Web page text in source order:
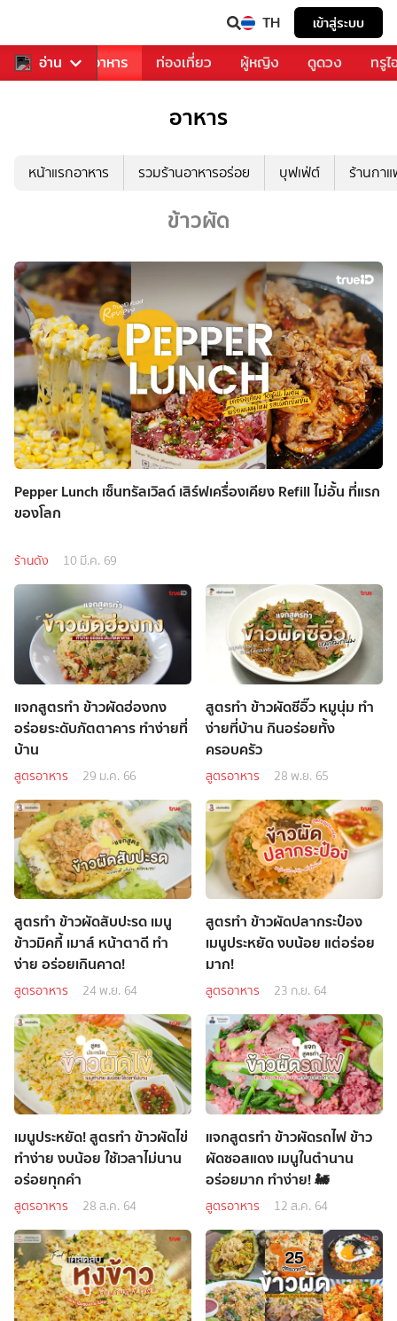
TH เข้าสู่ระบบ
อ่าน
การเพลง อาหาร ท่องเที่ยว ผู้หญิง ดูดวง ทรู
อาหาร
หน้าแรกอาหาร รวมร้านอาหารอร่อย บุฟเฟ่ต์ ร้านกา
ข้าวผัด
Pepper Lunch เซ็นทรัลเวิลด์ เสิร์ฟเครื่องเคียง Refill ไม่อั้น ที่แรก
ของโลก
ร้านดัง 10 มี.ค. 69
แจกสูตรทำ ข้าวผัดฮ่องกง
อร่อยระดับภัตตาคาร ทำง่ายที่
บ้าน
สูตรอาหาร 29 ม.ค. 66
สูตรทำ ข้าวผัดซีอิ๊ว หมูนุ่ม ทำ
ง่ายที่บ้าน กินอร่อยทั้ง
ครอบครัว
สูตรอาหาร 28 พ.ย. 65
สูตรทำ ข้าวผัดสับปะรด เมนู
ข้าวมิคกี้ เมาส์ หน้าตาดี ทำ
ง่าย อร่อยเกินคาด!
สูตรอาหาร 24 พ.ย. 64
สูตรทำ ข้าวผัดปลากระป๋อง
เมนูประหยัด งบน้อย แต่อร่อย
มาก!
สูตรอาหาร 23 ก.ย. 64
เมนูประหยัด! สูตรทำ ข้าวผัดไข่
ทำง่าย งบน้อย ใช้เวลาไม่นาน
อร่อยทุกคำ
สูตรอาหาร 28 ส.ค. 64
แจกสูตรทำ ข้าวผัดรถไฟ ข้าว
ผัดซอสแดง เมนูในตำนาน
อร่อยมาก ทำง่าย! 🚂
สูตรอาหาร 12 ส.ค. 64